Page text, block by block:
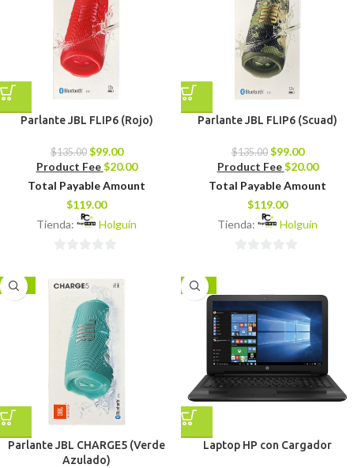
Parlante JBL FLIP6 (Rojo)
$135.00 $99.00
Product Fee $20.00
Total Payable Amount
$119.00
Tienda:
Holguín
Parlante JBL FLIP6 (Scuad)
$135.00 $99.00
Product Fee $20.00
Total Payable Amount
$119.00
Tienda:
Holguín
5
-23%
Parlante JBL CHARGE5 (Verde
Azulado)
-14%
Laptop HP con Cargador